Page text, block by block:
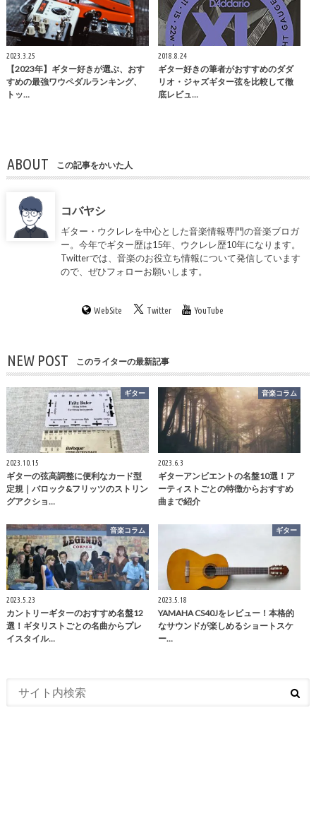
2023.3.25
【2023年】ギター好きが選ぶ、おす
すめの最強ワウペダルランキング、
トッ…
2018.8.24
ギター好きの筆者がおすすめのダダ
リオ・ジャズギター弦を比較して徹
底レビュ…
ABOUT この記事をかいた人
コバヤシ
ギター・ウクレレを中心とした音楽情報専門の音楽ブロガ
ー。今年でギター歴は15年、ウクレレ歴10年になります。
Twitterでは、音楽のお役立ち情報について発信しています
ので、ぜひフォローお願いします。
WebSite Twitter YouTube
NEW POST このライターの最新記事
ギター
2023.10.15
ギターの弦高調整に便利なカード型
定規｜バロック&フリッツのストリン
グアクショ…
音楽コラム
2023.6.3
ギターアンビエントの名盤10選！ア
ーティストごとの特徴からおすすめ
曲まで紹介
音楽コラム
2023.5.23
カントリーギターのおすすめ名盤12
選！ギタリストごとの名曲からプレ
イスタイル…
ギター
2023.5.18
YAMAHA CS40Jをレビュー！本格的
なサウンドが楽しめるショートスケ
ー…